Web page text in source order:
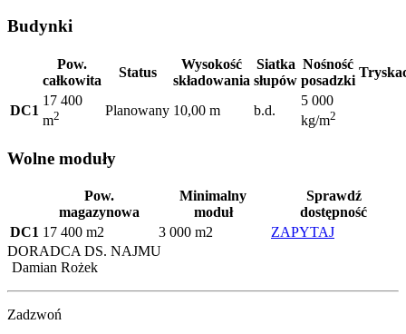
Budynki
Pow.
całkowita
Status
Wysokość
składowania
Siatka
słupów
Nośność
posadzki
DC1
17 400
m2 Planowany 10,00 m b.d.
5 000
kg/m2
Wolne moduły
Pow.
magazynowa
Minimalny
moduł
Sprawdź
dostępność
DC1 17 400 m2 3 000 m2
ZAPYTAJ
DORADCA DS. NAJMU
Damian Rożek
Zadzwoń